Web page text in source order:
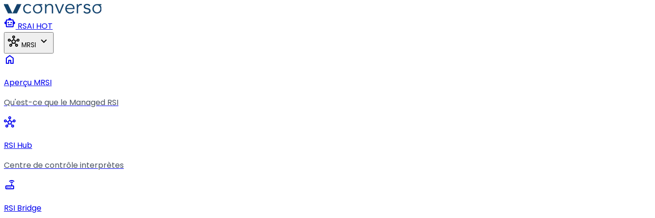
Aller au contenu principal
smart_toy RSAI HOT
hub MRSI expand_more
home
Aperçu MRSI
Qu'est-ce que le Managed RSI
hub
RSI Hub
Centre de contrôle interprètes
router
RSI Bridge